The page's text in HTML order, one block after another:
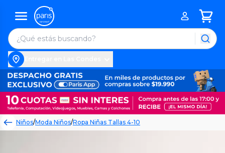
Niños/Moda Niños/Ropa Niñas Tallas 4-10